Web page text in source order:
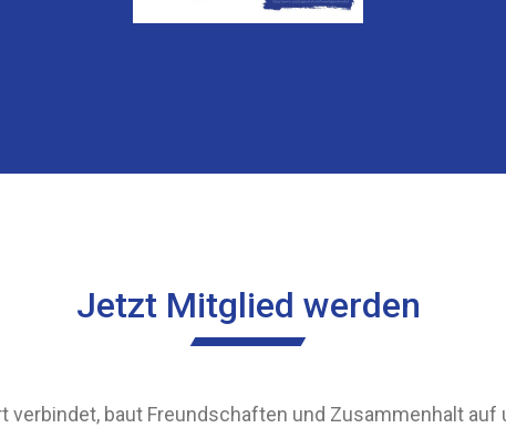
Jetzt Mitglied werden
verbindet, baut Freundschaften und Zusammenhalt auf